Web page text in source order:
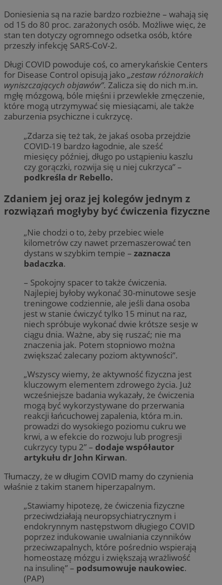
Doniesienia są na razie bardzo rozbieżne – wahają się
od 15 do 80 proc. zarażonych osób. Możliwe więc, że
stan ten dotyczy ogromnego odsetka osób, które
przeszły infekcję SARS-CoV-2.
Długi COVID powoduje coś, co amerykańskie Centers
for Disease Control opisują jako„zestaw różnorakich
wyniszczających objawów”. Zalicza się do nich m.in.
mgłę mózgową, bóle mięśni i przewlekłe zmęczenie,
które mogą utrzymywać się miesiącami, ale także
zaburzenia psychiczne i cukrzycę.
„Zdarza się też tak, że jakaś osoba przejdzie
COVID-19 bardzo łagodnie, ale sześć
miesięcy później, długo po ustąpieniu kaszlu
czy gorączki, rozwija się u niej cukrzyca” –
podkreśla dr Rebello.
Zdaniem jej oraz jej kolegów jednym z
rozwiązań mogłyby być ćwiczenia fizyczne
„Nie chodzi o to, żeby przebiec wiele
kilometrów czy nawet przemaszerować ten
dystans w szybkim tempie – zaznacza
badaczka.
– Spokojny spacer to także ćwiczenia.
Najlepiej byłoby wykonać 30-minutowe sesje
treningowe codziennie, ale jeśli dana osoba
jest w stanie ćwiczyć tylko 15 minut na raz,
niech spróbuje wykonać dwie krótsze sesje w
ciągu dnia. Ważne, aby się ruszać; nie ma
znaczenia jak. Potem stopniowo można
zwiększać zalecany poziom aktywności”.
„Wszyscy wiemy, że aktywność fizyczna jest
kluczowym elementem zdrowego życia. Już
wcześniejsze badania wykazały, że ćwiczenia
mogą być wykorzystywane do przerwania
reakcji łańcuchowej zapalenia, która m.in.
prowadzi do wysokiego poziomu cukru we
krwi, a w efekcie do rozwoju lub progresji
cukrzycy typu 2” – dodaje współautor
artykułu dr John Kirwan.
Tłumaczy, że w długim COVID mamy do czynienia
właśnie z takim stanem hiperzapalnym.
„Stawiamy hipotezę, że ćwiczenia fizyczne
przeciwdziałają neuropsychiatrycznym i
endokrynnym następstwom długiego COVID
poprzez indukowanie uwalniania czynników
przeciwzapalnych, które pośrednio wspierają
homeostazę mózgu i zwiększają wrażliwość
na insulinę” – podsumowuje naukowiec.
(PAP)